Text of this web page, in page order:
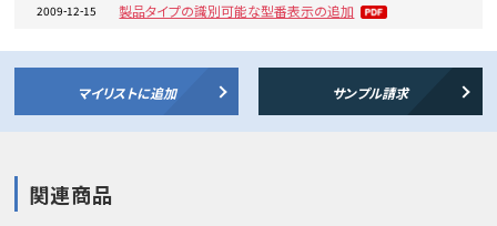
2009-12-15 製品タイプの識別可能な型番表示の追加
マイリストに追加 サンプル請求
関連商品